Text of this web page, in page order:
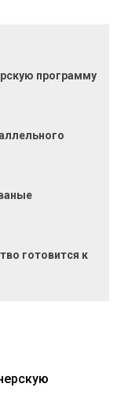
программу
готовится к